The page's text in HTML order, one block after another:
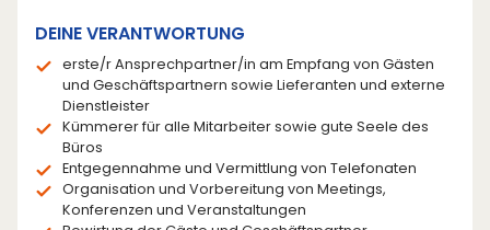
DEINE VERANTWORTUNG
erste/r Ansprechpartner/in am Empfang von Gästen
und Geschäftspartnern sowie Lieferanten und externe
Dienstleister
Kümmerer für alle Mitarbeiter sowie gute Seele des
Büros
Entgegennahme und Vermittlung von Telefonaten
Organisation und Vorbereitung von Meetings,
Konferenzen und Veranstaltungen